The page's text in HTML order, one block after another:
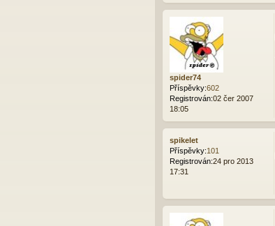
spider74
Příspěvky:602
Registrován:02 čer 2007
18:05
spikelet
Příspěvky:101
Registrován:24 pro 2013
17:31